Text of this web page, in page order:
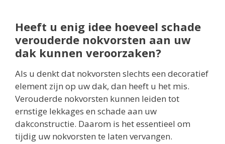
Heeft u enig idee hoeveel schade
verouderde nokvorsten aan uw
dak kunnen veroorzaken?
Als u denkt dat nokvorsten slechts een decoratief
element zijn op uw dak, dan heeft u het mis.
Verouderde nokvorsten kunnen leiden tot
ernstige lekkages en schade aan uw
dakconstructie. Daarom is het essentieel om
tijdig uw nokvorsten te laten vervangen.